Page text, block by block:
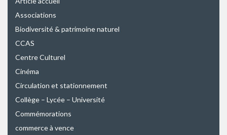
Associations
Biodiversité & patrimoine naturel
CCAS
Centre Culturel
Cinéma
Circulation et stationnement
Collège – Lycée – Université
Commémorations
commerce à vence